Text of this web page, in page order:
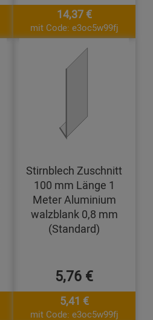
14,37 €
mit Code: e3oc5w99fj
Stirnblech Zuschnitt
100 mm Länge 1
Meter Aluminium
walzblank 0,8 mm
(Standard)
5,76 €
5,41 €
mit Code: e3oc5w99fj